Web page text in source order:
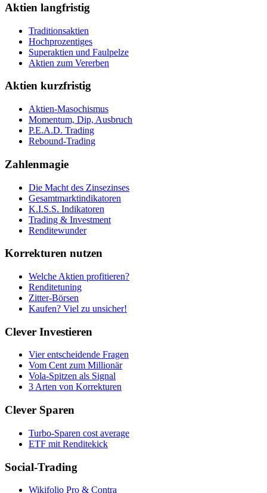
Aktien langfristig
Traditionsaktien
Hochprozentiges
Superaktien und Faulpelze
Aktien zum Vererben
Aktien kurzfristig
Aktien-Masochismus
Momentum, Dip, Ausbruch
P.E.A.D. Trading
Rebound-Trading
Zahlenmagie
Die Macht des Zinsezinses
Gesamtmarktindikatoren
K.I.S.S. Indikatoren
Trading & Investment
Renditewunder
Korrekturen nutzen
Welche Aktien profitieren?
Renditetuning
Zitter-Börsen
Kaufen? Viel zu unsicher!
Clever Investieren
Vier entscheidende Fragen
Vom Cent zum Millionär
Vola-Spitzen als Signal
3 Arten von Korrekturen
Clever Sparen
Turbo-Sparen cost average
ETF mit Renditekick
Social-Trading
Wikifolio Pro & Contra